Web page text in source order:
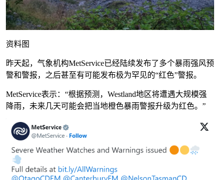
资料图
昨天起，气象机构MetService已经陆续发布了多个暴雨强风预
警和警报，之后甚至有可能发布极为罕见的“红色”警报。
MetService表示：“根据预测，Westland地区将遭遇大规模强
降雨，未来几天可能会把当地橙色暴雨警报升级为红色。”